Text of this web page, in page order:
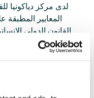
لدى مركز دياكونيا
المعايير
القانون الدولي
التي ينص عليها القانون
مع التركيز على حق